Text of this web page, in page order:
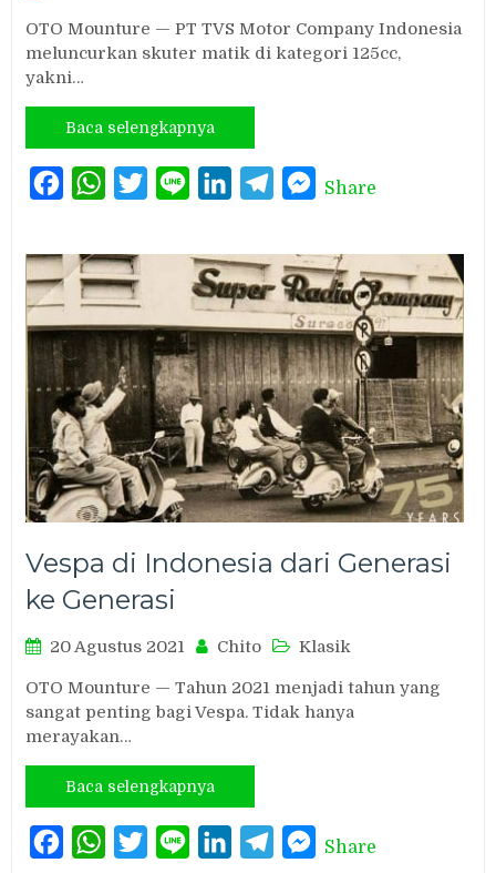
OTO Mounture — PT TVS Motor Company Indonesia
meluncurkan skuter matik di kategori 125cc,
yakni…
Baca selengkapnya
FacebookWhatsAppTwitterLine LinkedInTelegramMessenger
Share
Vespa di Indonesia dari Generasi
ke Generasi
20 Agustus 2021 Chito Klasik
OTO Mounture — Tahun 2021 menjadi tahun yang
sangat penting bagi Vespa. Tidak hanya
merayakan…
Baca selengkapnya
FacebookWhatsAppTwitterLine LinkedInTelegramMessenger
Share